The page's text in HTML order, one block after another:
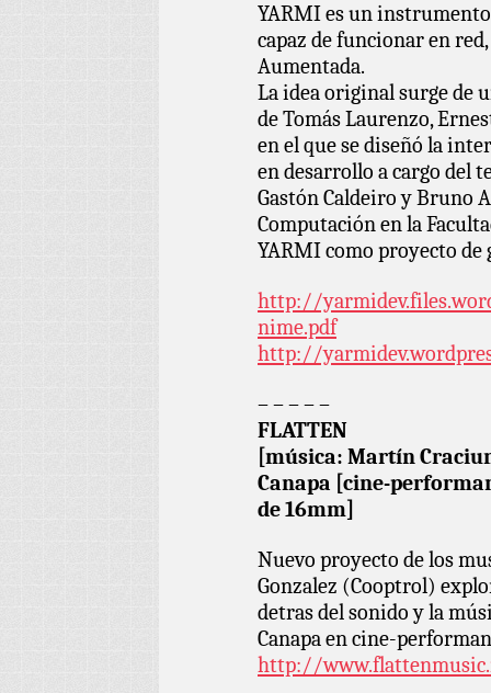
YARMI es un
capaz de funcionar en
Aumentada.
La idea original surge de
de Tomás Laurenzo,
en el que se diseñó la
en desarrollo a cargo del
Gastón Caldeiro y Bruno
Computación en la
YARMI como proyecto de
http://
nime.pdf
http://
– – – – –
FLATTEN
[música: Martín
Canapa [cine-
de 16mm]
Nuevo proyecto de los
Gonzalez (Cooptrol)
detras del sonido y la
Canapa en cine-
http://